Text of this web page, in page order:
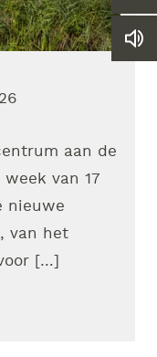
of
aan de
van 17
nieuwe
van het
[…]